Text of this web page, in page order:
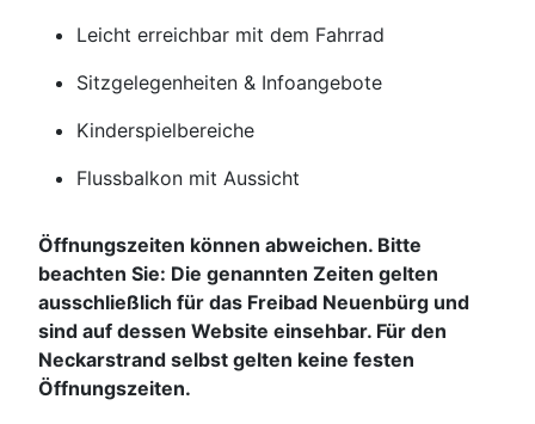
Leicht erreichbar mit dem Fahrrad
Sitzgelegenheiten & Infoangebote
Kinderspielbereiche
Flussbalkon mit Aussicht
Öffnungszeiten können abweichen. Bitte
beachten Sie: Die genannten Zeiten gelten
ausschließlich für das Freibad Neuenbürg und
sind auf dessen Website einsehbar. Für den
Neckarstrand selbst gelten keine festen
Öffnungszeiten.